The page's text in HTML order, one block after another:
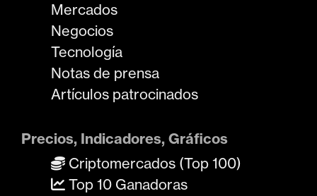
Mercados
Negocios
Tecnología
Notas de prensa
Artículos patrocinados
Precios, Indicadores, Gráficos
Criptomercados (Top 100)
Top 10 Ganadoras